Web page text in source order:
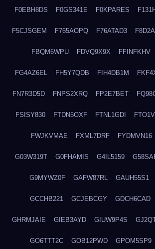
F0EBH8DS F0GS341E F0KPARES
F5CJSGEM F765AOPQ F76ATAD3
FBQM6WPU FDVQ9X9X FFINFKHV
FG4AZ6EL FH5Y7QDB FIH4DB1M
FN7R3D5D FNPS2XRQ FP2E7BET
FSISY830 FTDN5OXF FTNL1GDI
FWJKVMAE FXML7DRF FYDMVN16
G03W319T G0FHAMIS G4IL5159
G9MYWZ0F GAFW87RL GAUH55S1
GCCHB221 GCJEBCGY GDCH6CAD
GHRMJAIE GIEB3AYD GIUW9P4S
GO6TTT2C GOB12PWD GPOM5SP9